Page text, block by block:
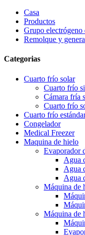
Casa
Productos
Grupo electrógeno
Remolque y
Categorias
Cuarto frío solar
Cuarto frío
Cámara fría
Cuarto frío
Cuarto frío
Congelador
Medical Freezer
Maquina de hielo
Evaporador
Agua
Agua
Agua
Máquina de
Máquina de